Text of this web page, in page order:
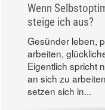
Wenn
steige ich aus?
Gesünder leben,
arbeiten,
Eigentlich spricht
an sich zu
setzen sich in...